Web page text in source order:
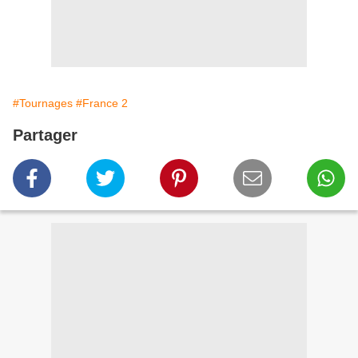
#Tournages #France 2
Partager